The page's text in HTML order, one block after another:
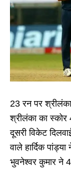
23 रन पर
श्रीलंका का
दूसरी विकेट
वाले हार्दिक
भुवनेश्वर कुमार ने